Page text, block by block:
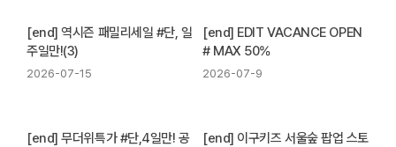
[end] 역시즌 패밀리세일 #단, 일
주일만!(3)
2026-07-15
[end] EDIT VACANCE OPEN
# MAX 50%
2026-07-9
[end] 무더위특가 #단,4일만! 공
[end] 이구키즈 서울숲 팝업 스토